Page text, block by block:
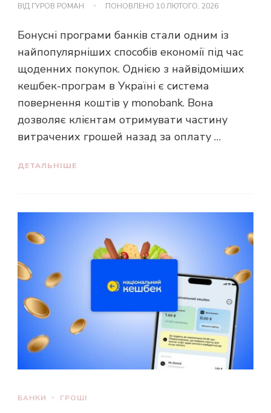
ВІД ГУРОВ РОМАН ПОНОВЛЕНО 10 ЛЮТОГО, 2026
Бонусні програми банків стали одним із
найпопулярніших способів економії під час
щоденних покупок. Однією з найвідоміших
кешбек-програм в Україні є система
повернення коштів у monobank. Вона
дозволяє клієнтам отримувати частину
витрачених грошей назад за оплату …
ДЕТАЛЬНІШЕ
БАНКИ ГРОШІ